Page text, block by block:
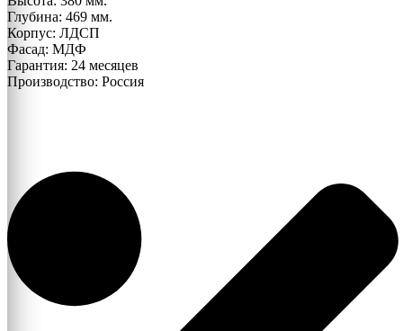
Глубина: 469 мм.
Корпус: ЛДСП
Фасад: МДФ
Гарантия: 24 месяцев
Производство: Россия